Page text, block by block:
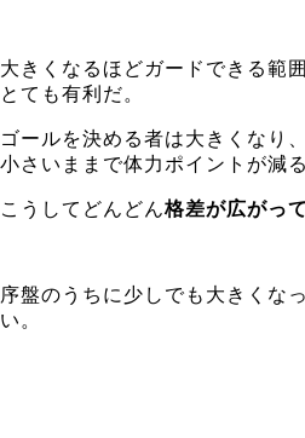
大きくなるほどガードできる範
とても有利だ。
ゴールを決める者は大きくなり
小さいままで体力ポイントが減る
こうしてどんどん格差が広がっ
序盤のうちに少しでも大きくな
い。